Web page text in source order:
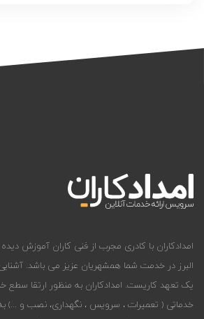
امدادکاران با کادری مجرب از فنی کاران آموزش دیده
البرز در خدمت شما همشهریان عزیز می باشد.
یک تعهد کاریست. امدادکاران به منظور ارتقا سطع
خدماتی ( تعمیرات ، سرویس ، نگهداری، نصب و ...)